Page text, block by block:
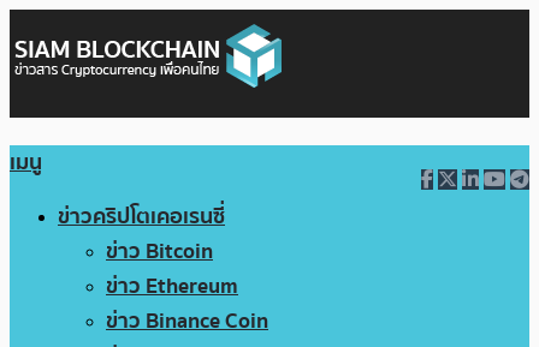
เมนู
ข่าวคริปโตเคอเรนซี่
ข่าว Bitcoin
ข่าว Ethereum
ข่าว Binance Coin